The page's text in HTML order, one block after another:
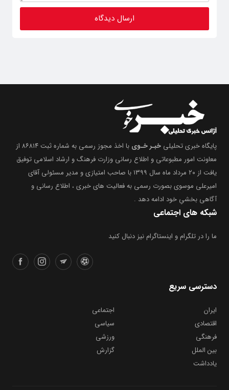
پایگاه خبری تحلیلی خبـر خـوی
با اخذ مجوز رسمی به شماره ثبت ۸۶۸۱۴ از
معاونت امور مطبوعاتی و اطلاع رسانی وزارت فرهنگ و ارشاد اسلامی توفیق
یافت از ۲۰ مرداد ماه سال ۱۳۹۹ با صاحب امتیازی و مدیر مسئولی آقای
امیرعلی موسوی بصورت رسمی به فعالیت های خبری ، اطلاع رسانی و
آگاهی بخشیِ خود ادامه دهد .
شبکه های اجتماعی
ما را در تلگرام و اینستاگرام نیز دنبال کنید
دسترسی سریع
ایران
اجتماعی
اقتصادی
سیاسی
فرهنگی
ورزشی
بین الملل
گزارش
یادداشت